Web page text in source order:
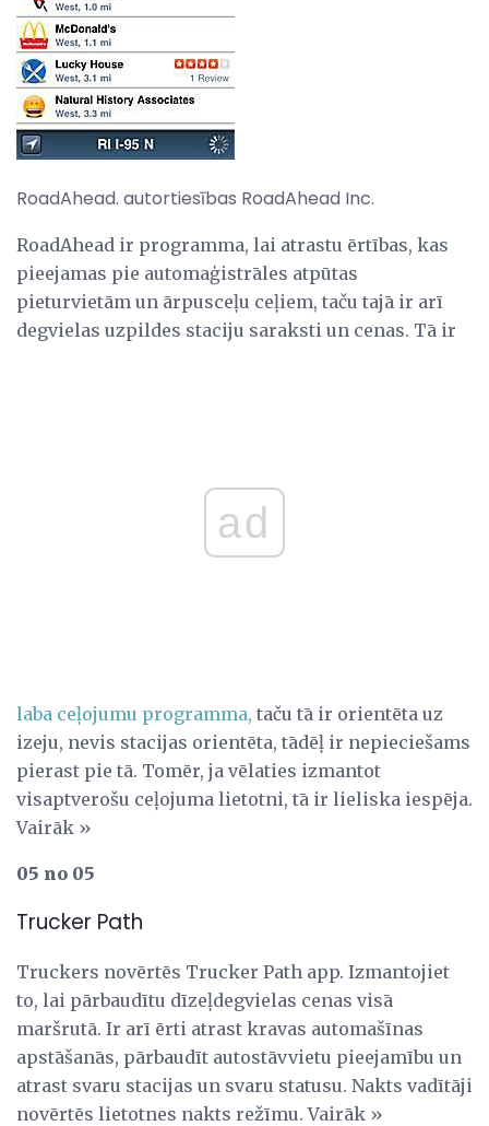
RoadAhead. autortiesības RoadAhead Inc.
RoadAhead ir programma, lai atrastu ērtības, kas
pieejamas pie automaģistrāles atpūtas
pieturvietām un ārpusceļu ceļiem, taču tajā ir arī
degvielas uzpildes staciju saraksti un cenas. Tā ir
ad
laba ceļojumu programma, taču tā ir orientēta uz
izeju, nevis stacijas orientēta, tādēļ ir nepieciešams
pierast pie tā. Tomēr, ja vēlaties izmantot
visaptverošu ceļojuma lietotni, tā ir lieliska iespēja.
Vairāk »
05 no 05
Trucker Path
Truckers novērtēs Trucker Path app. Izmantojiet
to, lai pārbaudītu dīzeļdegvielas cenas visā
maršrutā. Ir arī ērti atrast kravas automašīnas
apstāšanās, pārbaudīt autostāvvietu pieejamību un
atrast svaru stacijas un svaru statusu. Nakts vadītāji
novērtēs lietotnes nakts režīmu. Vairāk »